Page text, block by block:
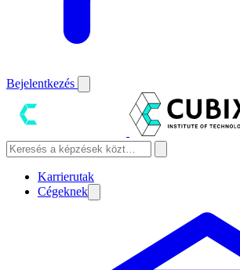
Bejelentkezés
Karrierutak
Cégeknek